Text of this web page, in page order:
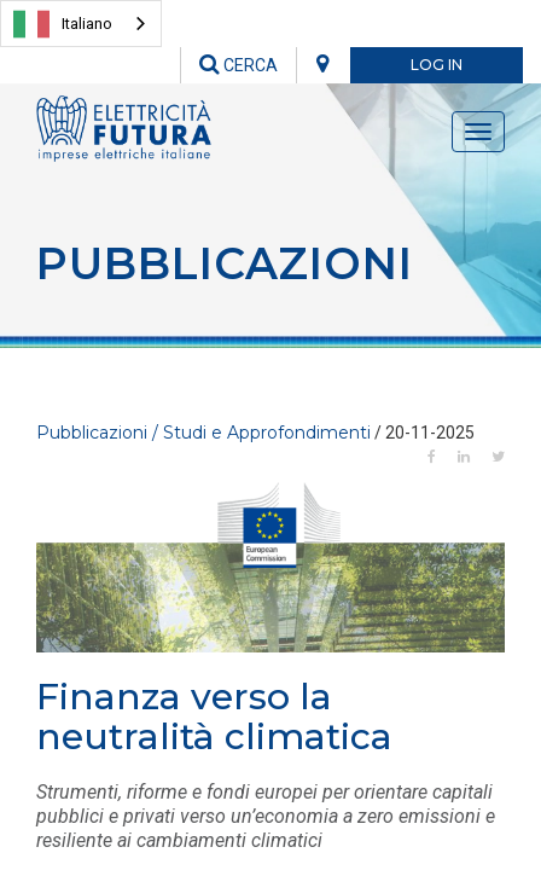
Italiano
LOG IN
CERCA
Toggle
PUBBLICAZIONI
Pubblicazioni / Studi e Approfondimenti / 20-11-2025
Finanza verso la
neutralità climatica
Strumenti, riforme e fondi europei per orientare capitali
pubblici e privati verso un’economia a zero emissioni e
resiliente ai cambiamenti climatici